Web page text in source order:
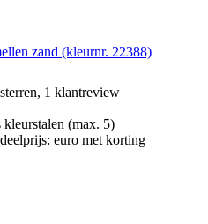
zand (kleurnr. 22388)
1 klantreview
kleurstalen (max. 5)
euro met korting